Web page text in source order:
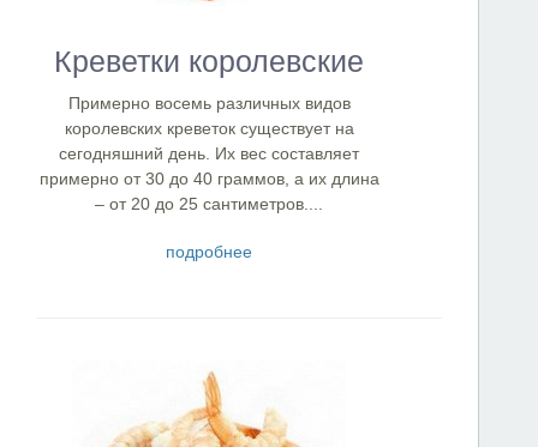
Креветки королевские
Примерно восемь различных видов
королевских креветок существует на
сегодняшний день. Их вес составляет
примерно от 30 до 40 граммов, а их длина
– от 20 до 25 сантиметров....
подробнее